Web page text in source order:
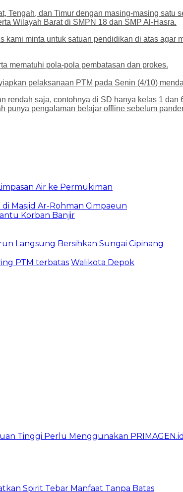
dan Timur dengan masing-masing satu
Wilayah Barat di SMPN 18 dan SMP Al-Hasra.
minta untuk satuan pendidikan di atas agar
mematuhi pola-pola pembatasan dan prokes.
pelaksanaan PTM pada Senin (4/10)
rendah saja, contohnya di SD hanya kelas 1
pengalaman belajar offline sebelum
Air ke Permukiman
Masjid Ar-Rohman Cimpaeun
Korban Banjir
Langsung Bersihkan Sungai Cipinang
PTM terbatas Walikota Depok
Tinggi Perlu Menggunakan PRIMAGEN.id
Spirit Tebar Manfaat Tanpa Batas